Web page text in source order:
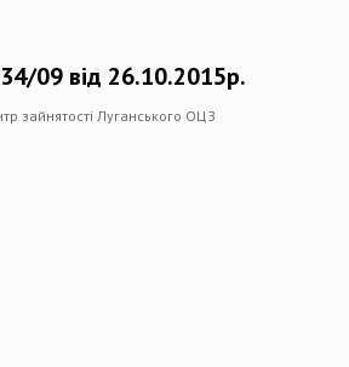
09 від 26.10.2015р.
зайнятості Луганського ОЦЗ